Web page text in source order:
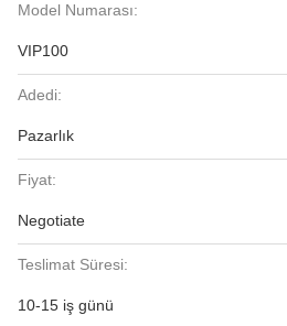
Model Numarası:
VIP100
Adedi:
Pazarlık
Fiyat:
Negotiate
Teslimat Süresi:
10-15 iş günü